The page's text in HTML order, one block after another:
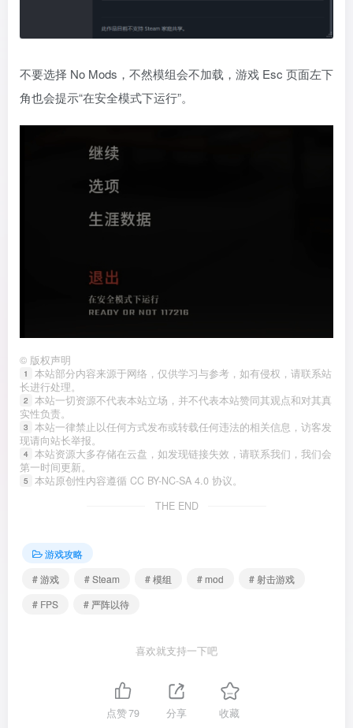
不要选择 No Mods，不然模组会不加载，游戏 Esc 页面左下
角也会提示“在安全模式下运行”。
© 版权声明
1
本站部分内容来源于网络，仅供学习与参考，如有侵权，请联系站
长进行处理。
2
本站一切资源不代表本站立场，并不代表本站赞同其观点和对其真
实性负责。
3
本站一律禁止以任何方式发布或转载任何违法的相关信息，访客发
现请向站长举报。
4 本站资源大多存储在云盘，如发现链接失效，请联系我们，我们会
第一时间更新。
5
本站原创性内容遵循 CC BY-NC-SA 4.0 协议。
THE END
游戏攻略
# 游戏
# Steam # 模组 # mod
# 射击游戏
# FPS
# 严阵以待
喜欢就支持一下吧
点赞79 分享 收藏